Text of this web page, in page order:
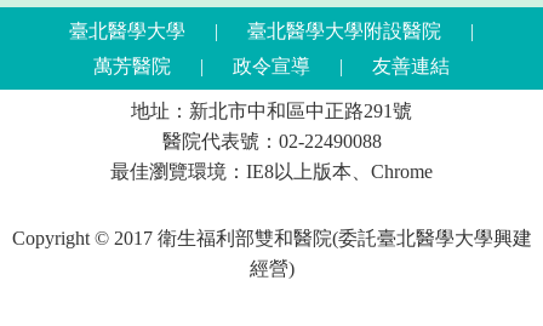
臺北醫學大學 | 臺北醫學大學附設醫院
|
萬芳醫院
| 政令宣導 | 友善連結
地址：新北市中和區中正路291號
醫院代表號：02-22490088
最佳瀏覽環境：IE8以上版本、Chrome
Copyright © 2017 衛生福利部雙和醫院(委託臺北醫學大學興建
經營)